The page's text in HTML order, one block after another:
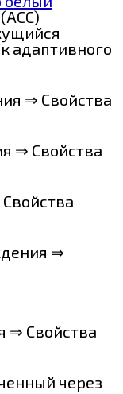
адаптивного
⇒ Свойства
⇒ Свойства
⇒
⇒ Свойства
через